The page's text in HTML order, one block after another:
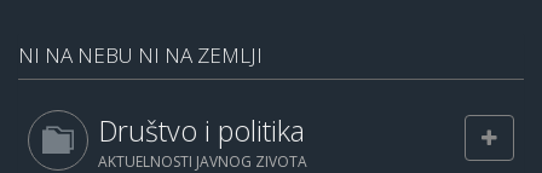
NI NA NEBU NI NA ZEMLJI
Društvo i politika
AKTUELNOSTI JAVNOG ZIVOTA